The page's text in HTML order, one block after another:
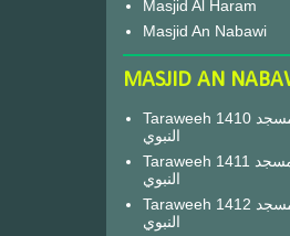
Masjid Al Haram
Masjid An Nabawi
MASJID AN
Taraweeh 1410 صلاة التراويح من المسجد
النبوي
Taraweeh 1411 صلاة التراويح من المسجد
النبوي
Taraweeh 1412 صلاة التراويح من المسجد
النبوي